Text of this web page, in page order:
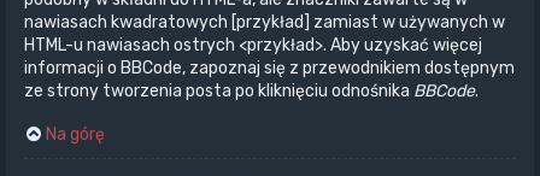
nawiasach kwadratowych [przykład] zamiast w używanych w
HTML-u nawiasach ostrych <przykład>. Aby uzyskać więcej
informacji o BBCode, zapoznaj się z przewodnikiem dostępnym
ze strony tworzenia posta po kliknięciu odnośnika BBCode.
Na górę